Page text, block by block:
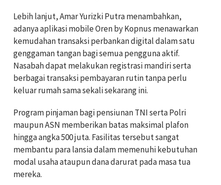
Lebih lanjut, Amar Yurizki Putra menambahkan,
adanya aplikasi mobile Oren by Kopnus menawarkan
kemudahan transaksi perbankan digital dalam satu
genggaman tangan bagi semua pengguna aktif.
Nasabah dapat melakukan registrasi mandiri serta
berbagai transaksi pembayaran rutin tanpa perlu
keluar rumah sama sekali sekarang ini.
Program pinjaman bagi pensiunan TNI serta Polri
maupun ASN memberikan batas maksimal plafon
hingga angka 500 juta. Fasilitas tersebut sangat
membantu para lansia dalam memenuhi kebutuhan
modal usaha ataupun dana darurat pada masa tua
mereka.